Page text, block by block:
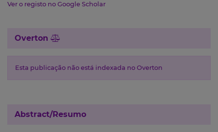
Ver o registo no Google Scholar
Overton
Esta publicação não está indexada no Overton
Abstract/Resumo